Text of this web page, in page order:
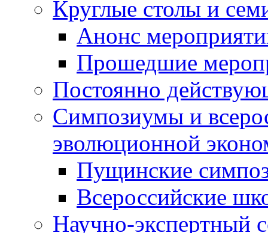
Круглые столы и
Анонс
Прошедшие
Постоянно
Симпозиумы и
эволюционной
Пущинские
Всероссийские
Научно-экспертный